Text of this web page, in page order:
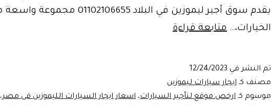
يقدم سوق أجير ليموزين في البلاد 01102106655
الخيارات،… متابعة قراءة
مصر..سيارة
ركوب
تم النشر في 12/24/2023
مصنف كـ ايجار سيارات ليموزين
موسوم كـ ارخص موقع لتأجير السيارات، اسعار ايجار السيارات الليموزين فى مصر